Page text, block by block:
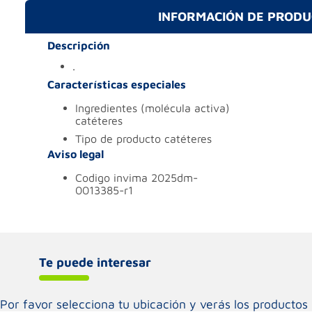
INFORMACIÓN DE
Descripción
.
Características especiales
ingredientes (molécula activa)
catéteres
tipo de producto catéteres
Aviso legal
codigo invima 2025dm-
0013385-r1
Te puede interesar
Por favor selecciona tu ubicación y verás los